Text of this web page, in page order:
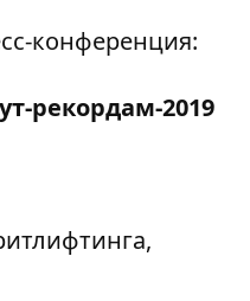
конференция:
рекордам-2019